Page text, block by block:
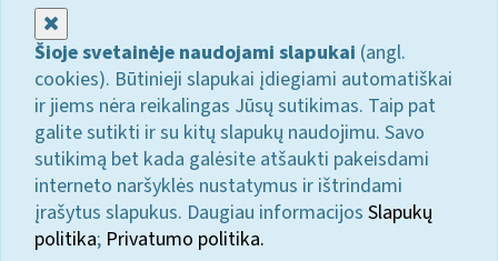
Šioje svetainėje naudojami slapukai (angl.
cookies). Būtinieji slapukai įdiegiami automatiškai
ir jiems nėra reikalingas Jūsų sutikimas. Taip pat
galite sutikti ir su kitų slapukų naudojimu. Savo
sutikimą bet kada galėsite atšaukti pakeisdami
interneto naršyklės nustatymus ir ištrindami
įrašytus slapukus. Daugiau informacijos Slapukų
politika; Privatumo politika.